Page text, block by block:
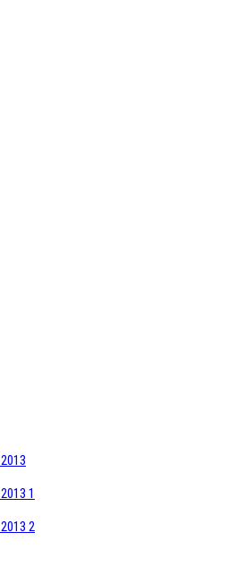
1
2